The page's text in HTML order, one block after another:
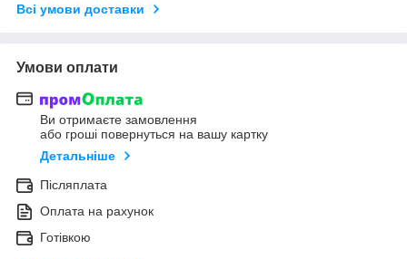
Всі умови доставки
Умови оплати
Ви отримаєте замовлення
або гроші повернуться на вашу картку
Детальніше
Післяплата
Оплата на рахунок
Готівкою